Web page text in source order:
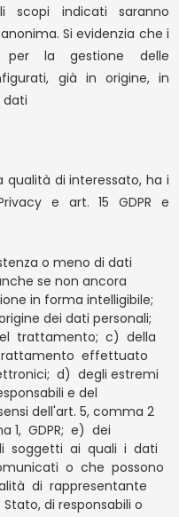
scopi indicati saranno
Si evidenzia che i
per la gestione delle
già in origine, in
dati
qualità di interessato, ha i
e art. 15 GDPR e
o meno di dati
se non ancora
in forma intelligibile;
dei dati personali;
trattamento; c) della
effettuato
d) degli estremi
e del
dell'art. 5, comma 2
1, GDPR; e) dei
soggetti ai quali i dati
o che possono
di rappresentante
Stato, di responsabili o